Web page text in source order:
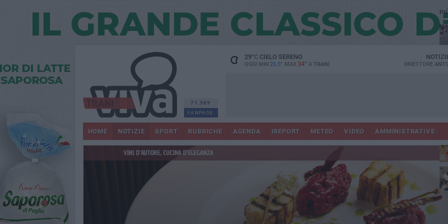
71.589
FANPAGE
29°CCIELO SERENO
OGGI MIN 25.5° MAX 34° A TRANI DIRETTORE
HOME NOTIZIE SPORT RUBRICHE AGENDA IREPORT METEO VIDEO AMMINISTRATIVE